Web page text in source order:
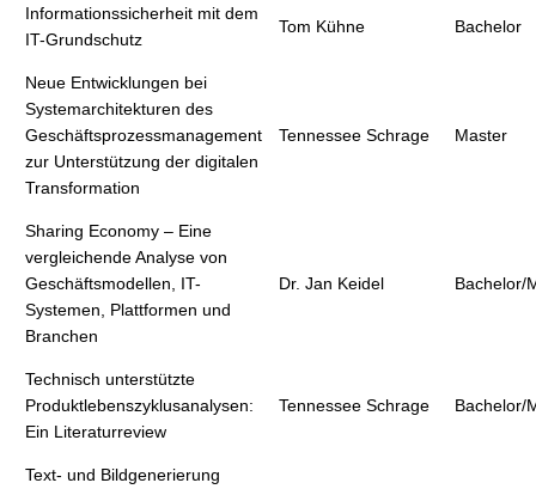
Informationssicherheit mit dem
IT-Grundschutz
Tom Kühne Bachelor
Neue Entwicklungen bei
Systemarchitekturen des
Geschäftsprozessmanagement
zur Unterstützung der digitalen
Transformation
Tennessee Schrage Master
Sharing Economy – Eine
vergleichende Analyse von
Geschäftsmodellen, IT-
Systemen, Plattformen und
Branchen
Dr. Jan Keidel Bachelor/
Technisch unterstützte
Produktlebenszyklusanalysen:
Ein Literaturreview
Tennessee Schrage Bachelor/
Text- und Bildgenerierung